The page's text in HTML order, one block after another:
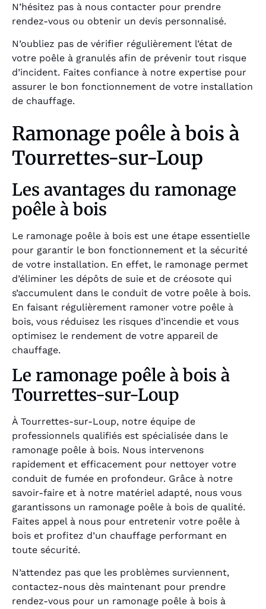
N’hésitez pas à nous contacter pour prendre
rendez-vous ou obtenir un devis personnalisé.
N’oubliez pas de vérifier régulièrement l’état de
votre poêle à granulés afin de prévenir tout risque
d’incident. Faites confiance à notre expertise pour
assurer le bon fonctionnement de votre installation
de chauffage.
Ramonage poêle à bois à
Tourrettes-sur-Loup
Les avantages du ramonage
poêle à bois
Le ramonage poêle à bois est une étape essentielle
pour garantir le bon fonctionnement et la sécurité
de votre installation. En effet, le ramonage permet
d’éliminer les dépôts de suie et de créosote qui
s’accumulent dans le conduit de votre poêle à bois.
En faisant régulièrement ramoner votre poêle à
bois, vous réduisez les risques d’incendie et vous
optimisez le rendement de votre appareil de
chauffage.
Le ramonage poêle à bois à
Tourrettes-sur-Loup
À Tourrettes-sur-Loup, notre équipe de
professionnels qualifiés est spécialisée dans le
ramonage poêle à bois. Nous intervenons
rapidement et efficacement pour nettoyer votre
conduit de fumée en profondeur. Grâce à notre
savoir-faire et à notre matériel adapté, nous vous
garantissons un ramonage poêle à bois de qualité.
Faites appel à nous pour entretenir votre poêle à
bois et profitez d’un chauffage performant en
toute sécurité.
N’attendez pas que les problèmes surviennent,
contactez-nous dès maintenant pour prendre
rendez-vous pour un ramonage poêle à bois à